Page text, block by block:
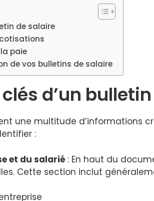
de salaire
paie
de vos bulletins de salaire
d’un
une multitude d’informations
:
et du salarié : En haut du
Cette section inclut